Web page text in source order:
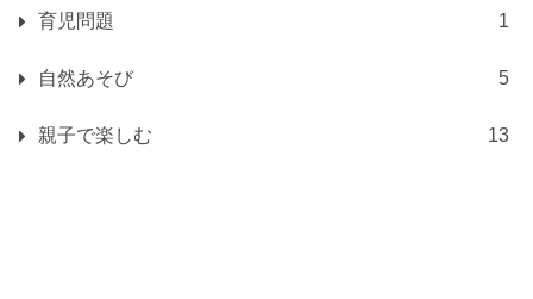
育児問題 1
自然あそび 5
親子で楽しむ 13